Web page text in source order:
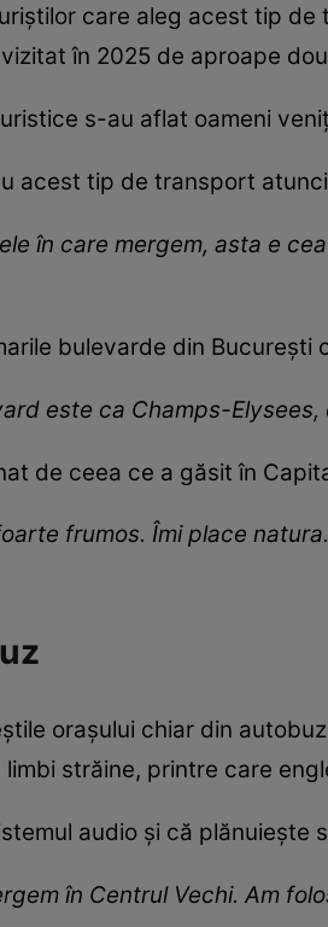
care aleg acest tip de
în 2025 de aproape
s-au aflat oameni
acest tip de transport
în care mergem, asta e
bulevarde din București
este ca Champs-Elysees,
de ceea ce a găsit în
frumos. Îmi place
orașului chiar din
străine, printre care
audio și că plănuiește
în Centrul Vechi. Am